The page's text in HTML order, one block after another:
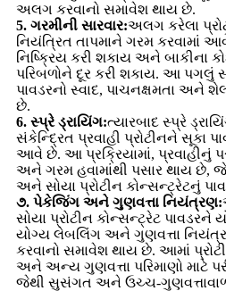
અલગ કરવાનો સમાવેશ થાય છે.
5. ગરમીની સારવાર:અલગ કરેલા
નિયંત્રિત તાપમાને ગરમ કરવામાં
નિષ્ક્રિય કરી શકાય અને બાકીના
પરિબળોને દૂર કરી શકાય. આ પગલું
પાવડરનો સ્વાદ, પાચનક્ષમતા અને
છે.
6. સ્પ્રે ડ્રાયિંગ:ત્યારબાદ સ્પ્રે
સંકેન્દ્રિત પ્રવાહી પ્રોટીનને સૂકા
આવે છે. આ પ્રક્રિયામાં, પ્રવાહીનું
અને ગરમ હવામાંથી પસાર થાય છે,
અને સોયા પ્રોટીન કોન્સન્ટ્રેટનું
૭. પેકેજિંગ અને ગુણવત્તા નિયંત્રણ:
સોયા પ્રોટીન કોન્સન્ટ્રેટ પાવડરને
યોગ્ય લેબલિંગ અને ગુણવત્તા
કરવાનો સમાવેશ થાય છે. આમાં
અને અન્ય ગુણવત્તા પરિમાણો માટે
જેથી સુસંગત અને ઉચ્ચ-